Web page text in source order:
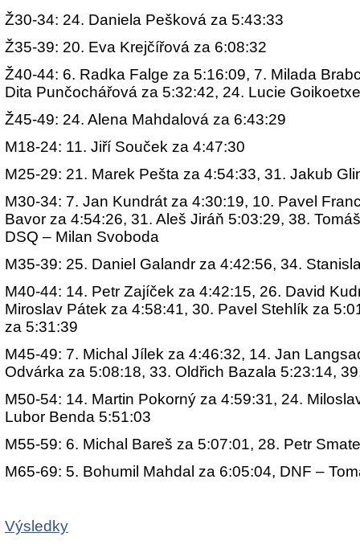
Ž30-34: 24. Daniela Pešková za 5:43:33
Ž35-39: 20. Eva Krejčířová za 6:08:32
Ž40-44: 6. Radka Falge za 5:16:09, 7. Milada
Dita Punčochářová za 5:32:42, 24. Lucie
Ž45-49: 24. Alena Mahdalová za 6:43:29
M18-24: 11. Jiří Souček za 4:47:30
M25-29: 21. Marek Pešta za 4:54:33, 31. Jakub
M30-34: 7. Jan Kundrát za 4:30:19, 10. Pavel
Bavor za 4:54:26, 31. Aleš Jiráň 5:03:29, 38.
DSQ – Milan Svoboda
M35-39: 25. Daniel Galandr za 4:42:56, 34.
M40-44: 14. Petr Zajíček za 4:42:15, 26. David
Miroslav Pátek za 4:58:41, 30. Pavel Stehlík za
za 5:31:39
M45-49: 7. Michal Jílek za 4:46:32, 14. Jan
Odvárka za 5:08:18, 33. Oldřich Bazala 5:23:14,
M50-54: 14. Martin Pokorný za 4:59:31, 24.
Lubor Benda 5:51:03
M55-59: 6. Michal Bareš za 5:07:01, 28. Petr
M65-69: 5. Bohumil Mahdal za 6:05:04, DNF –
Výsledky